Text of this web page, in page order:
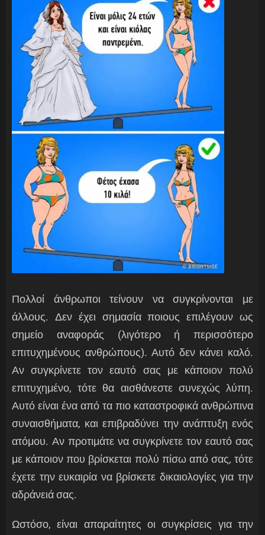
Πολλοί άνθρωποι τείνουν να συγκρίνονται με
άλλους. Δεν έχει σημασία ποιους επιλέγουν ως
σημείο αναφοράς (λιγότερο ή περισσότερο
επιτυχημένους ανθρώπους). Αυτό δεν κάνει καλό.
Αν συγκρίνετε τον εαυτό σας με κάποιον πολύ
επιτυχημένο, τότε θα αισθάνεστε συνεχώς λύπη.
Αυτό είναι ένα από τα πιο καταστροφικά ανθρώπινα
συναισθήματα, και επιβραδύνει την ανάπτυξη ενός
ατόμου. Αν προτιμάτε να συγκρίνετε τον εαυτό σας
με κάποιον που βρίσκεται πολύ πίσω από σας, τότε
έχετε την ευκαιρία να βρίσκετε δικαιολογίες για την
αδράνειά σας.
Ωστόσο, είναι απαραίτητες οι συγκρίσεις για την